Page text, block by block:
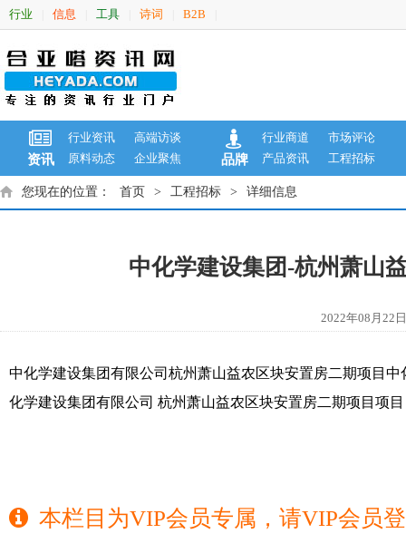
行业 信息 工具 诗词 B2B
资讯
行业资讯
高端访谈
原料动态
企业聚焦 品牌
行业商道
市场评论
产品资讯
工程招标
您现在的位置： 首页 > 工程招标 > 详细信息
中化学建设集团-杭州萧山
2022年08月
中化学建设集团有限公司杭州萧山益农区块安置房二期项目
化学建设集团有限公司 杭州萧山益农区块安置房二期项目项
本栏目为VIP会员专属，请VIP会员